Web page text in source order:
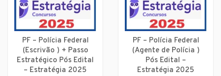
PF – Polícia Federal
(Escrivão ) + Passo
Estratégico Pós Edital
– Estratégia 2025
PF – Polícia Federal
(Agente de Polícia )
Pós Edital –
Estratégia 2025